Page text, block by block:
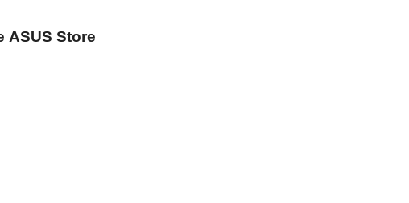
ASUS Store